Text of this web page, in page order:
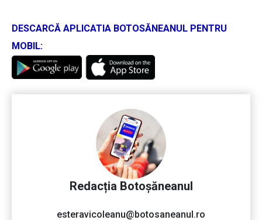
DESCARCĂ APLICATIA BOTOSĂNEANUL PENTRU
MOBIL:
Redacția Botoșăneanul
esteravicoleanu@botosaneanul.ro